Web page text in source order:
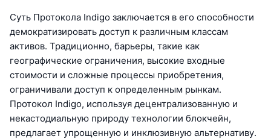
Суть Протокола Indigo заключается в его способности
демократизировать доступ к различным классам
активов. Традиционно, барьеры, такие как
географические ограничения, высокие входные
стоимости и сложные процессы приобретения,
ограничивали доступ к определенным рынкам.
Протокол Indigo, используя децентрализованную и
некастодиальную природу технологии блокчейн,
предлагает упрощенную и инклюзивную альтернативу.